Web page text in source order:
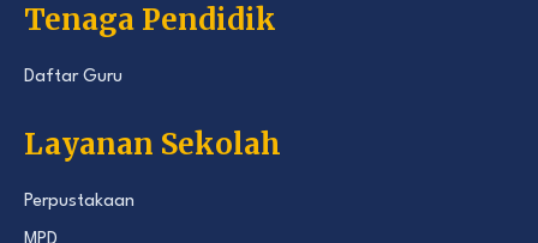
Tenaga Pendidik
Daftar Guru
Layanan Sekolah
Perpustakaan